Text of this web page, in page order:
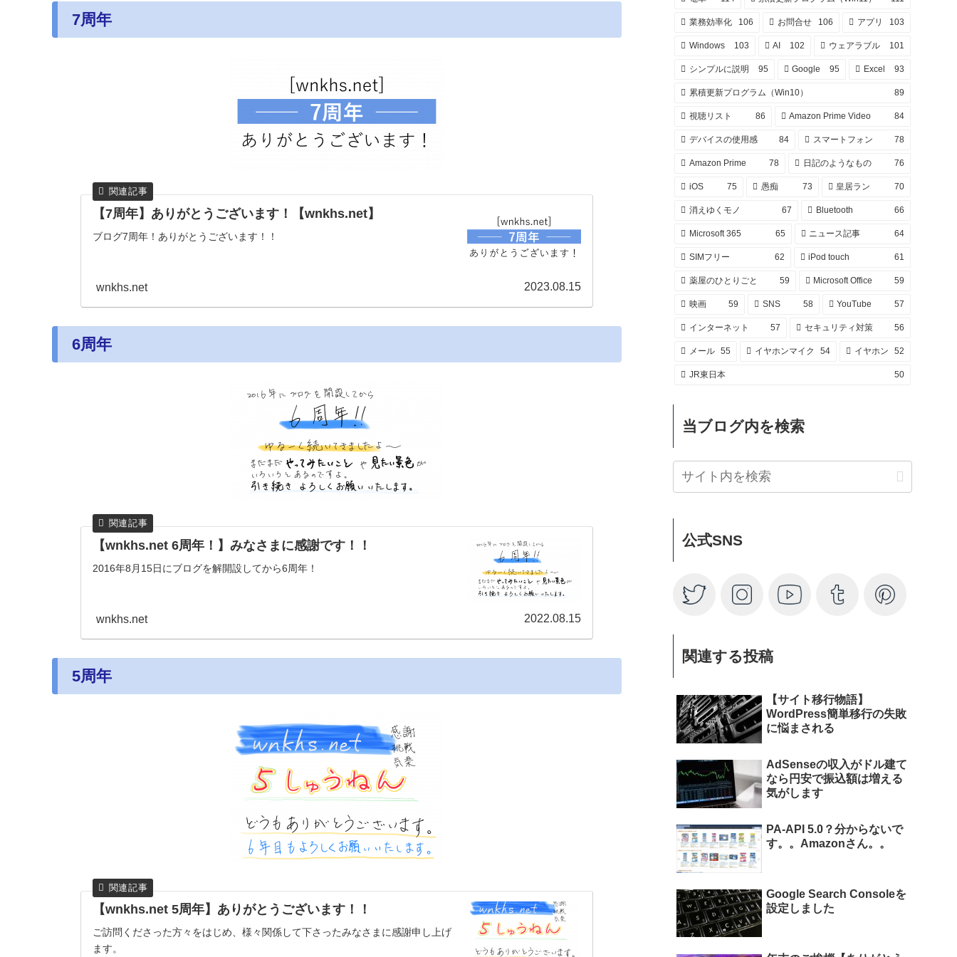
7周年
【7周年】ありがとうございます！【wnkhs.net】
ブログ7周年！ありがとうございます！！
wnkhs.net 2023.08.15
6周年
【wnkhs.net 6周年！】みなさまに感謝です！！
2016年8月15日にブログを解開設してから6周年！
wnkhs.net 2022.08.15
5周年
【wnkhs.net 5周年】ありがとうございます！！
ご訪問くださった方々をはじめ、様々関係して下さったみなさまに感謝申し上げ
ます。
業務効率化 106 お問合せ 106 アプリ 103
Windows 103 AI 102 ウェアラブル 101
シンプルに説明 95 Google 95 Excel 93
累積更新プログラム（Win10） 89
視聴リスト 86 Amazon Prime Video 84
デバイスの使用感 84 スマートフォン 78
Amazon Prime 78 日記のようなもの 76
iOS 75 愚痴 73 皇居ラン 70
消えゆくモノ 67 Bluetooth 66
Microsoft 365 65 ニュース記事 64
SIMフリー 62 iPod touch 61
薬屋のひとりごと 59 Microsoft Office 59
映画 59 SNS 58 YouTube 57
インターネット 57 セキュリティ対策 56
メール 55 イヤホンマイク 54 イヤホン 52
JR東日本 50
当ブログ内を検索
公式SNS
関連する投稿
【サイト移行物語】
WordPress簡単移行の失敗
に悩まされる
AdSenseの収入がドル建て
なら円安で振込額は増える
気がします
PA-API 5.0？分からないで
す。。Amazonさん。。
Google Search Consoleを
設定しました